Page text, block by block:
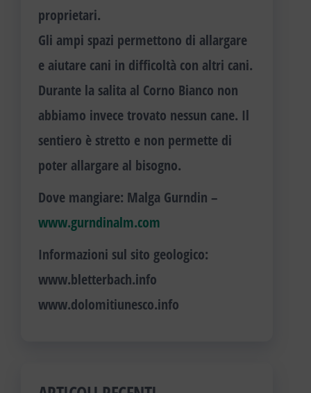
proprietari.
Gli ampi spazi permettono di allargare
e aiutare cani in difficoltà con altri cani.
Durante la salita al Corno Bianco non
abbiamo invece trovato nessun cane. Il
sentiero è stretto e non permette di
poter allargare al bisogno.
Dove mangiare: Malga Gurndin –
www.gurndinalm.com
Informazioni sul sito geologico:
www.bletterbach.info
www.dolomitiunesco.info